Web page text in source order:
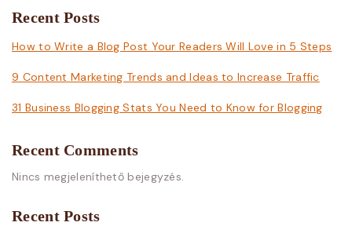
Recent Posts
How to Write a Blog Post Your Readers Will Love in 5 Steps
9 Content Marketing Trends and Ideas to Increase Traffic
31 Business Blogging Stats You Need to Know for Blogging
Recent Comments
Nincs megjeleníthető bejegyzés.
Recent Posts